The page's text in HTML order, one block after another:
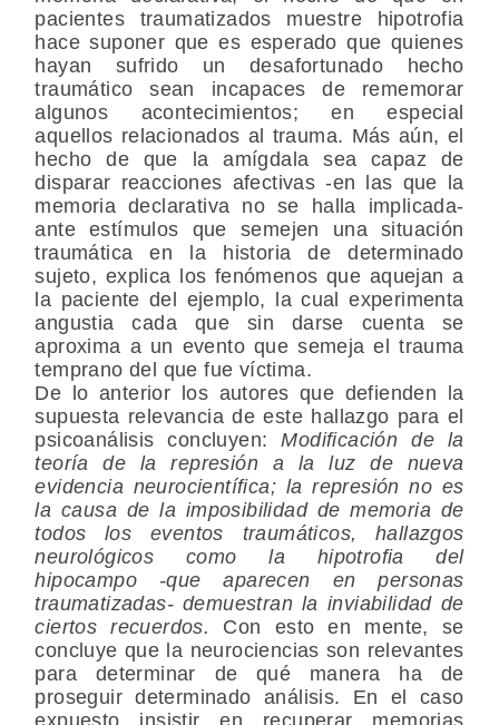
pacientes traumatizados muestre hipotrofia
hace suponer que es esperado que quienes
hayan sufrido un desafortunado hecho
traumático sean incapaces de rememorar
algunos acontecimientos; en especial
aquellos relacionados al trauma. Más aún, el
hecho de que la amígdala sea capaz de
disparar reacciones afectivas -en las que la
memoria declarativa no se halla implicada-
ante estímulos que semejen una situación
traumática en la historia de determinado
sujeto, explica los fenómenos que aquejan a
la paciente del ejemplo, la cual experimenta
angustia cada que sin darse cuenta se
aproxima a un evento que semeja el trauma
temprano del que fue víctima.
De lo anterior los autores que defienden la
supuesta relevancia de este hallazgo para el
psicoanálisis concluyen:Modificación de la
teoría de la represión a la luz de nueva
evidencia neurocientífica; la represión no es
la causa de la imposibilidad de memoria de
todos los eventos traumáticos, hallazgos
neurológicos como la hipotrofia del
hipocampo -que aparecen en personas
traumatizadas- demuestran la inviabilidad de
ciertos recuerdos. Con esto en mente, se
concluye que la neurociencias son relevantes
para determinar de qué manera ha de
proseguir determinado análisis. En el caso
expuesto insistir en recuperar memorias